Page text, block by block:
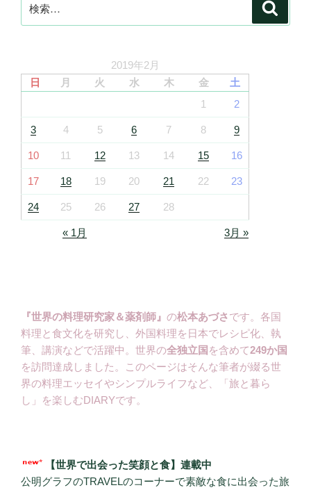
索:
2019年2月
日
月 火 水 木 金
土
1
2
3 4 5 6 7 8 9
10 11 12 13 14 15 16
17 18 19 20 21 22 23
24 25 26 27 28
« 1月 3月 »
『世界の料理研究家＆薬剤師』 の松本あづさです。各国
料理と食文化を研究し、外国料理を日本でレシピ化、執
筆、講演などで活躍中。世界の全独立国 を含めて249か国
を訪問達成しました。このページはそんな筆者が綴る世
界の料理エッセイやシンプルライフなど、「旅と暮ら
し」を楽しむDIARYです。
【世界で出会った笑顔と食】連載中
公明グラフのTRAVELのコーナーで素敵な食に出会った旅